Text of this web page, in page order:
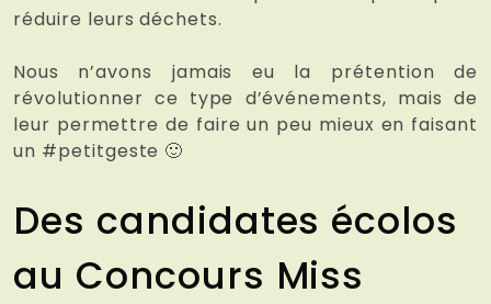
réduire leurs déchets.
Nous n’avons jamais eu la prétention de
révolutionner ce type d’événements, mais de
leur permettre de faire un peu mieux en faisant
un #petitgeste 🙂
Des candidates écolos
au Concours Miss